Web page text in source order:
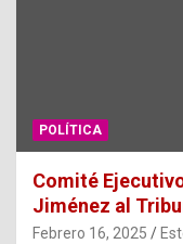
POLÍTICA
Comité
Jiménez al
Febrero 16, 2025